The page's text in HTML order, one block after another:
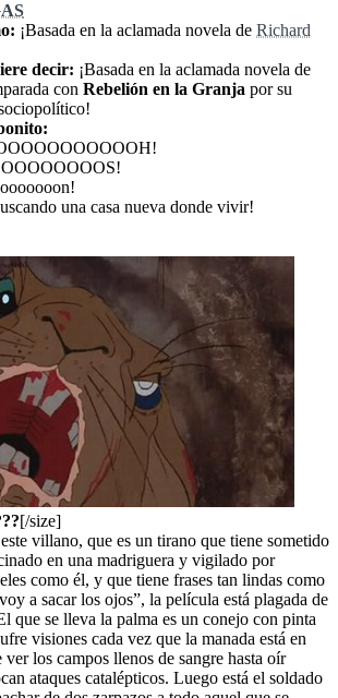
¡Basada en la aclamada novela de Richard
decir: ¡Basada en la aclamada novela de
con Rebelión en la Granja por su
una casa nueva donde vivir!
[/size]
villano, que es un tirano que tiene sometido
en una madriguera y vigilado por
como él, y que tiene frases tan lindas como
a sacar los ojos”, la película está plagada de
que se lleva la palma es un conejo con pinta
visiones cada vez que la manada está en
los campos llenos de sangre hasta oír
ataques catalépticos. Luego está el soldado